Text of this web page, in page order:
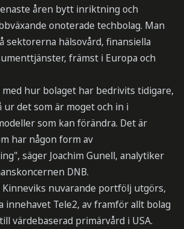
åren bytt inriktning och
onoterade techbolag. Man
sektorerna hälsovård, finansiella
främst i Europa och
hur bolaget har bedrivits tidigare,
ur det som är moget och in i
som kan förändra. Det är
har någon form av
säger Joachim Gunell, analytiker
DNB.
nuvarande portfölj utgörs,
innehavet Tele2, av framför allt bolag
värdebaserad primärvård i USA.